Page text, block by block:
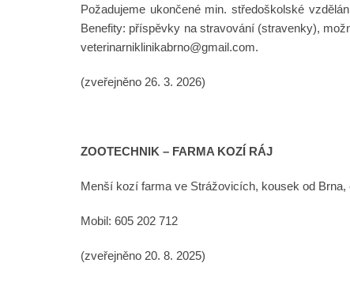
Požadujeme ukončené min. středoškolské
Benefity: příspěvky na stravování (stravenky),
veterinarniklinikabrno@gmail.com.
(zveřejněno 26. 3. 2026)
ZOOTECHNIK – FARMA KOZÍ RÁJ
Menší kozí farma ve Strážovicích, kousek od
Mobil: 605 202 712
(zveřejněno 20. 8. 2025)